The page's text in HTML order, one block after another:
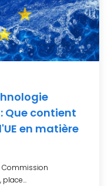
Que contient
en matière
Commission